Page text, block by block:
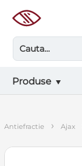
Produse
antiefractie › ajax